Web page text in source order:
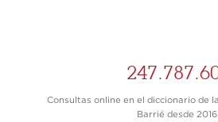
Consultas online en el diccionario de
Barrié desde 2016.